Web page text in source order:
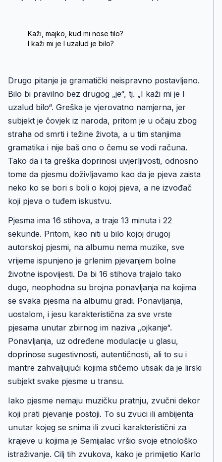
Kaži, majko, kud mi nose tilo?
I kaži mi je l uzalud je bilo?
Drugo pitanje je gramatički neispravno postavljeno.
Bilo bi pravilno bez drugog „je“, tj. „I kaži mi je l
uzalud bilo“. Greška je vjerovatno namjerna, jer
subjekt je čovjek iz naroda, pritom je u očaju zbog
straha od smrti i težine života, a u tim stanjima
gramatika i nije baš ono o čemu se vodi računa.
Tako da i ta greška doprinosi uvjerljivosti, odnosno
tome da pjesmu doživljavamo kao da je pjeva zaista
neko ko se bori s boli o kojoj pjeva, a ne izvođač
koji pjeva o tuđem iskustvu.
Pjesma ima 16 stihova, a traje 13 minuta i 22
sekunde. Pritom, kao niti u bilo kojoj drugoj
autorskoj pjesmi, na albumu nema muzike, sve
vrijeme ispunjeno je grlenim pjevanjem bolne
životne ispovijesti. Da bi 16 stihova trajalo tako
dugo, neophodna su brojna ponavljanja na kojima
se svaka pjesma na albumu gradi. Ponavljanja,
uostalom, i jesu karakteristična za sve vrste
pjesama unutar zbirnog im naziva „ojkanje“.
Ponavljanja, uz određene modulacije u glasu,
doprinose sugestivnosti, autentičnosti, ali to su i
mantre zahvaljujući kojima stičemo utisak da je lirski
subjekt svake pjesme u transu.
Iako pjesme nemaju muzičku pratnju, zvučni dekor
koji prati pjevanje postoji. To su zvuci ili ambijenta
unutar kojeg se snima ili zvuci karakteristični za
krajeve u kojima je Semijalac vršio svoje etnološko
istraživanje. Cilj tih zvukova, kako je primijetio Karlo